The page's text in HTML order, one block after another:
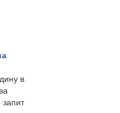
в
запит